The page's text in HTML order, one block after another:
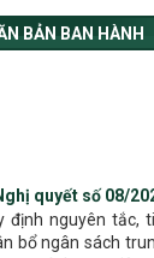
về đẩy mạnh thực
tiêu quốc gia xây
tình hình thực
tiêu quốc gia trên
BẢN BAN HÀNH
bổ ngân sách
trình mục tiêu
thôn mới, giảm